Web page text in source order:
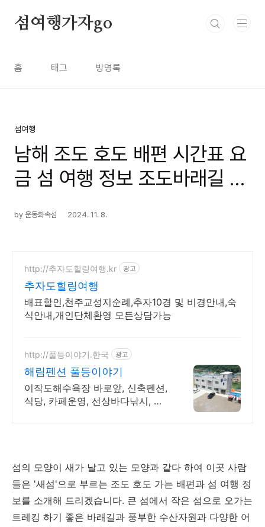
섬여행가자go
홈 태그 방명록
섬여행
남해 조도 호도 배편 시간표 요
금 섬 여행 정보 조도바래길 호
by 운동화속섬 2024. 11. 8.
http://추자도힐링여행.kr 광고
추자도힐링여행
배표할인,천주교성지순례,추자10경 및 비경안내,숙
식안내,개인단체환영 모든상담가능
http://풀등이야기.한국 광고
해림펜션 풀등이야기
이작도해수욕장 바로앞, 신축펜션,
식당, 카페운영, 선상바다낚시, 낚
섬의 모양이 새가 날고 있는 모양과 같다 하여 이곳 사람
들은 '새섬'으로 부르는 조도 호도 가는 배편과 섬 여행 정
보를 소개해 드리겠습니다. 큰 섬에서 작은 섬으로 오가는
트레킹 하기 좋은 바래길과 풍부한 수산자원과 다양한 어